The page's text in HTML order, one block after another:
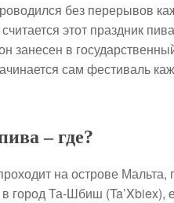
без перерывов
этот праздник
занесен в
сам фестиваль
– где?
на острове
город Та-Шбиш